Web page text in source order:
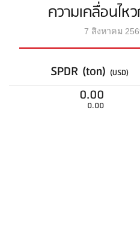
ความเคลื่อนไ
7 สิงหาคม
SPDR (ton) (USD)
0.00
0.00